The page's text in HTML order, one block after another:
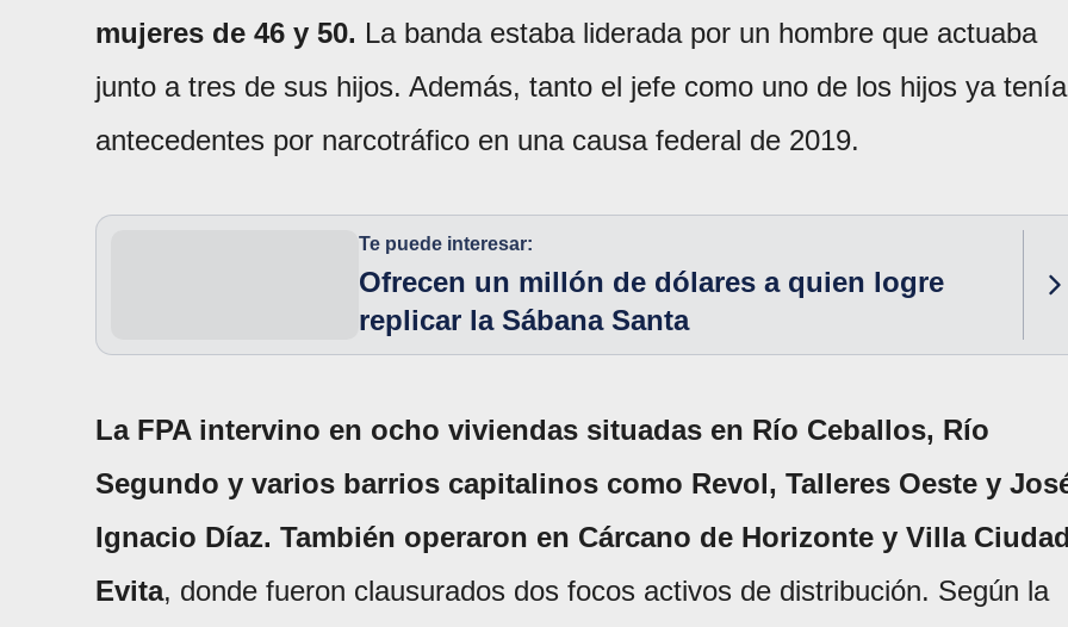
mujeres de 46 y 50. La banda estaba liderada por un hombre que actuaba
junto a tres de sus hijos. Además, tanto el jefe como uno de los hijos ya
antecedentes por narcotráfico en una causa federal de 2019.
Te puede interesar:
Ofrecen un millón de dólares a quien logre
replicar la Sábana Santa
La FPA intervino en ocho viviendas situadas en Río Ceballos, Río
Segundo y varios barrios capitalinos como Revol, Talleres Oeste y
Ignacio Díaz. También operaron en Cárcano de Horizonte y Villa
Evita, donde fueron clausurados dos focos activos de distribución. Según la